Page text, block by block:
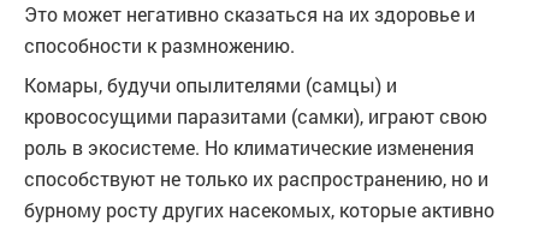
Это может негативно сказаться на их здоровье и
способности к размножению.
Комары, будучи опылителями (самцы) и
кровососущими паразитами (самки), играют свою
роль в экосистеме. Но климатические изменения
способствуют не только их распространению, но и
бурному росту других насекомых, которые активно